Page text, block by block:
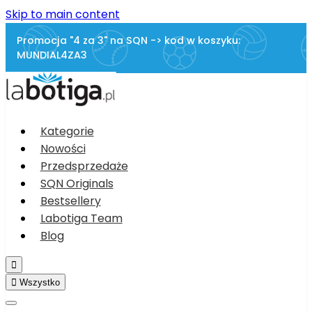
Skip to main content
Promocja "4 za 3" na SQN -> kod w koszyku:
MUNDIAL4ZA3
Kategorie
Nowości
Przedsprzedaże
SQN Originals
Bestsellery
Labotiga Team
Blog

 Wszystko